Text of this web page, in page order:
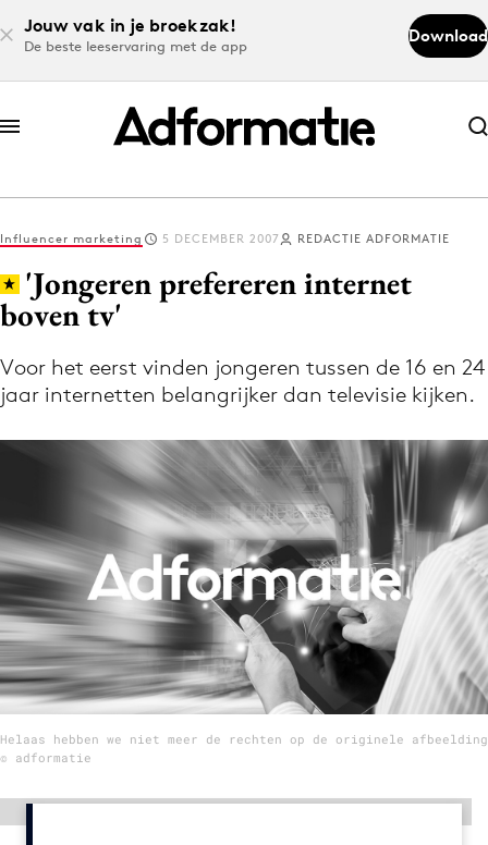
Jouw vak in je broekzak!
De beste leeservaring met de app
Download
Abonneer nu
Abonneer nu
Log in
Volg het laatste nieuws via de Adformatie
Nieuws app
Menu
Home
9 sept: GenAI-training
12 nov: MarketingLive!
Adverteren
Events
Influencer marketing 5 DECEMBER 2007 REDACTIE ADFORMATIE
'Jongeren prefereren internet
boven tv'
Voor het eerst vinden jongeren tussen de 16 en 24
jaar internetten belangrijker dan televisie kijken.
Helaas hebben we niet meer de rechten op de originele afbeelding
© adformatie